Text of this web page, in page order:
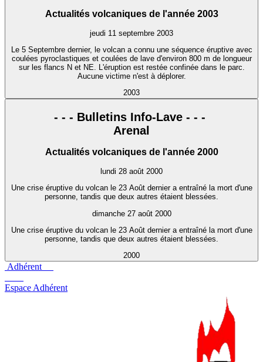
Actualités volcaniques de l'année 2003
jeudi 11 septembre 2003
Le 5 Septembre dernier, le volcan a connu une séquence éruptive avec
coulées pyroclastiques et coulées de lave d'environ 800 m de longueur
sur les flancs N et NE. L'éruption est restée confinée dans le parc.
Aucune victime n'est à déplorer.
2003
- - - Bulletins Info-Lave - - -
Arenal
Actualités volcaniques de l'année 2000
lundi 28 août 2000
Une crise éruptive du volcan le 23 Août dernier a entraîné la mort d'une
personne, tandis que deux autres étaient blessées.
dimanche 27 août 2000
Une crise éruptive du volcan le 23 Août dernier a entraîné la mort d'une
personne, tandis que deux autres étaient blessées.
2000
Adhérent
Espace Adhérent